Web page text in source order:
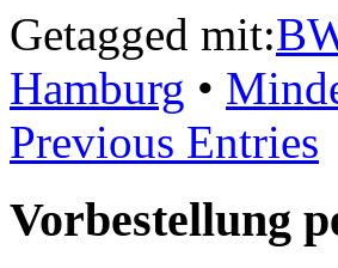
Getagged mit:
Hamburg •
Previous Entries
Vorbestellung